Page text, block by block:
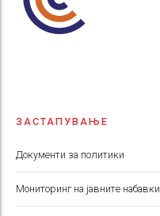
ЗАСТАПУВАЊЕ
Документи за политики
Мониторинг на јавните набавки